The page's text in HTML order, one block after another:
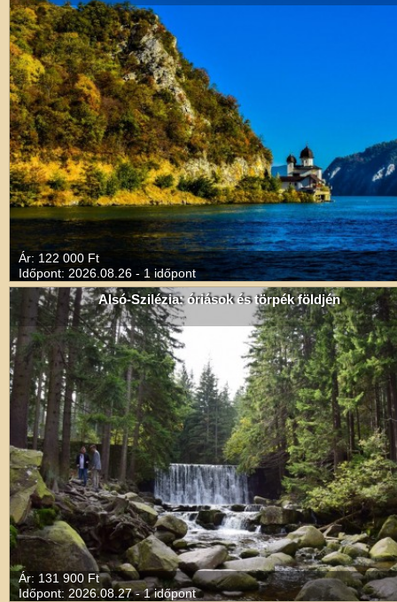
Ár: 122 000 Ft
Időpont: 2026.08.26 - 1 időpont
Alsó-Szilézia: óriások és törpék földjén
Ár: 131 900 Ft
Időpont: 2026.08.27 - 1 időpont